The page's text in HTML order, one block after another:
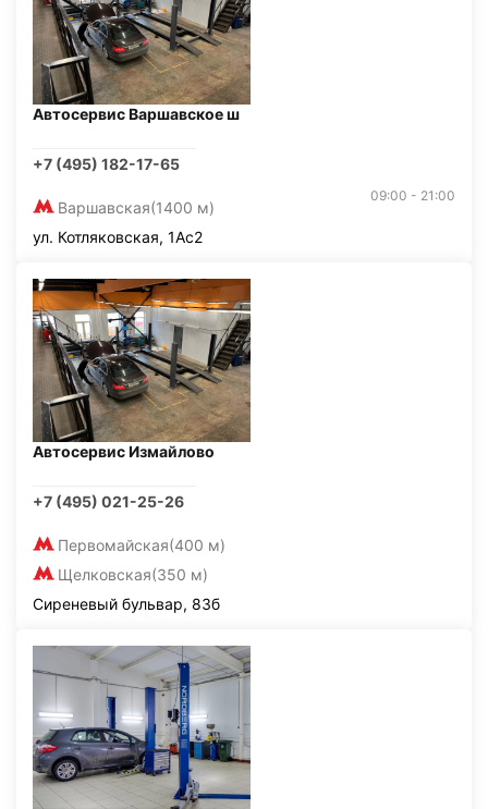
Автосервис Варшавское ш
+7 (495) 182-17-65
Варшавская(1400 м)
09:00 - 21:00
ул. Котляковская, 1Ас2
Автосервис Измайлово
+7 (495) 021-25-26
Первомайская(400 м)
Щелковская(350 м)
Сиреневый бульвар, 83б